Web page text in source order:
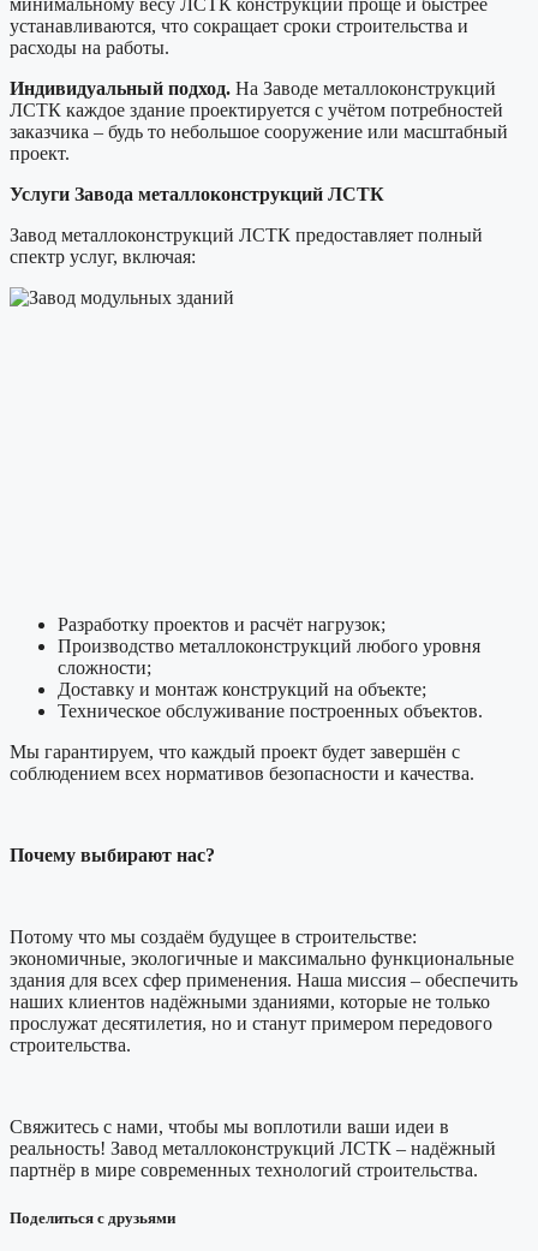
минимальному весу ЛСТК конструкции проще и быстрее
устанавливаются, что сокращает сроки строительства и
расходы на работы.
Индивидуальный подход. На Заводе металлоконструкций
ЛСТК каждое здание проектируется с учётом потребностей
заказчика – будь то небольшое сооружение или масштабный
проект.
Услуги Завода металлоконструкций ЛСТК
Завод металлоконструкций ЛСТК предоставляет полный
спектр услуг, включая:
Разработку проектов и расчёт нагрузок;
Производство металлоконструкций любого уровня
сложности;
Доставку и монтаж конструкций на объекте;
Техническое обслуживание построенных объектов.
Мы гарантируем, что каждый проект будет завершён с
соблюдением всех нормативов безопасности и качества.
Почему выбирают нас?
Потому что мы создаём будущее в строительстве:
экономичные, экологичные и максимально функциональные
здания для всех сфер применения. Наша миссия – обеспечить
наших клиентов надёжными зданиями, которые не только
прослужат десятилетия, но и станут примером передового
строительства.
Свяжитесь с нами, чтобы мы воплотили ваши идеи в
реальность! Завод металлоконструкций ЛСТК – надёжный
партнёр в мире современных технологий строительства.
Поделиться с друзьями